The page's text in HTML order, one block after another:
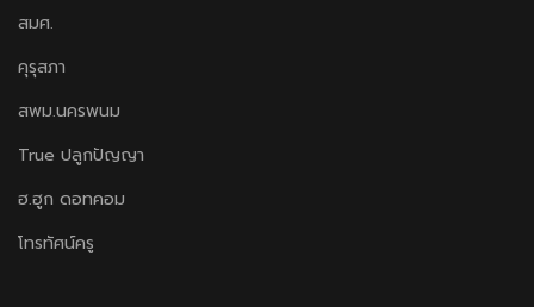
สมศ.
คุรุสภา
สพม.นครพนม
True ปลูกปัญญา
ฮ.ฮูก ดอทคอม
โทรทัศน์ครู